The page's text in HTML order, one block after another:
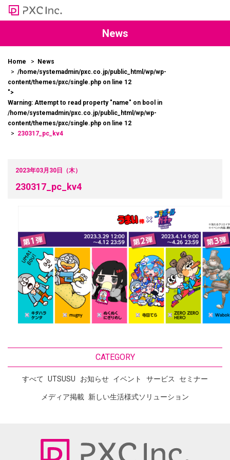
News
Home
News
/home/systemadmin/pxc.co.jp/public_html/wp/wp-
content/themes/pxc/single.php on line 12
">
Warning: Attempt to read property "name" on bool in
/home/systemadmin/pxc.co.jp/public_html/wp/wp-
content/themes/pxc/single.php on line 12
230317_pc_kv4
2023年03月30日（木）
230317_pc_kv4
CATEGORY
すべて UTSUSU お知らせ イベント サービス セミナー
メディア掲載 新しい生活様式ソリューション